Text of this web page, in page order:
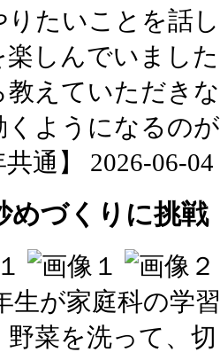
りたいことを話
楽しんでいまし
教えていただき
くようになるの
共通】 2026-06-
めづくりに挑戦
生が家庭科の学
野菜を洗って、